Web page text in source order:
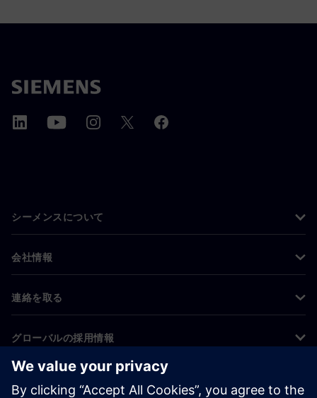
シーメンスについて
会社情報
連絡を取る
グローバルの採用情報